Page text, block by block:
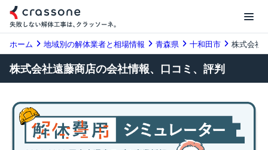
ホーム 地域別の解体業者と相場情報 青森県 十和田市 株式会社
株式会社遠藤商店の会社情報、口コミ、評判